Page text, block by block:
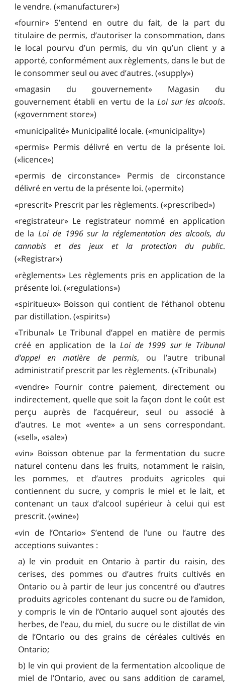
le vendre. («manufacturer»)
«fournir» S’entend en outre du fait, de la part du
titulaire de permis, d’autoriser la consommation, dans
le local pourvu d’un permis, du vin qu’un client y a
apporté, conformément aux règlements, dans le but de
le consommer seul ou avec d’autres. («supply»)
«magasin du gouvernement» Magasin du
gouvernement établi en vertu de laLoi sur les alcools.
(«government store»)
«municipalité» Municipalité locale. («municipality»)
«permis» Permis délivré en vertu de la présente loi.
(«licence»)
«permis de circonstance» Permis de circonstance
délivré en vertu de la présente loi. («permit»)
«prescrit» Prescrit par les règlements. («prescribed»)
«registrateur» Le registrateur nommé en application
de laLoi de 1996 sur la réglementation des alcools, du
cannabis et des jeux et la protection du public.
(«Registrar»)
«règlements» Les règlements pris en application de la
présente loi. («regulations»)
«spiritueux» Boisson qui contient de l’éthanol obtenu
par distillation. («spirits»)
«Tribunal» Le Tribunal d’appel en matière de permis
créé en application de laLoi de 1999 sur le Tribunal
d’appel en matière de permis, ou l’autre tribunal
administratif prescrit par les règlements. («Tribunal»)
«vendre» Fournir contre paiement, directement ou
indirectement, quelle que soit la façon dont le coût est
perçu auprès de l’acquéreur, seul ou associé à
d’autres. Le mot «vente» a un sens correspondant.
(«sell», «sale»)
«vin» Boisson obtenue par la fermentation du sucre
naturel contenu dans les fruits, notamment le raisin,
les pommes, et d’autres produits agricoles qui
contiennent du sucre, y compris le miel et le lait, et
contenant un taux d’alcool supérieur à celui qui est
prescrit. («wine»)
«vin de l’Ontario» S’entend de l’une ou l’autre des
acceptions suivantes :
a) le vin produit en Ontario à partir du raisin, des
cerises, des pommes ou d’autres fruits cultivés en
Ontario ou à partir de leur jus concentré ou d’autres
produits agricoles contenant du sucre ou de l’amidon,
y compris le vin de l’Ontario auquel sont ajoutés des
herbes, de l’eau, du miel, du sucre ou le distillat de vin
de l’Ontario ou des grains de céréales cultivés en
Ontario;
b) le vin qui provient de la fermentation alcoolique de
miel de l’Ontario, avec ou sans addition de caramel,